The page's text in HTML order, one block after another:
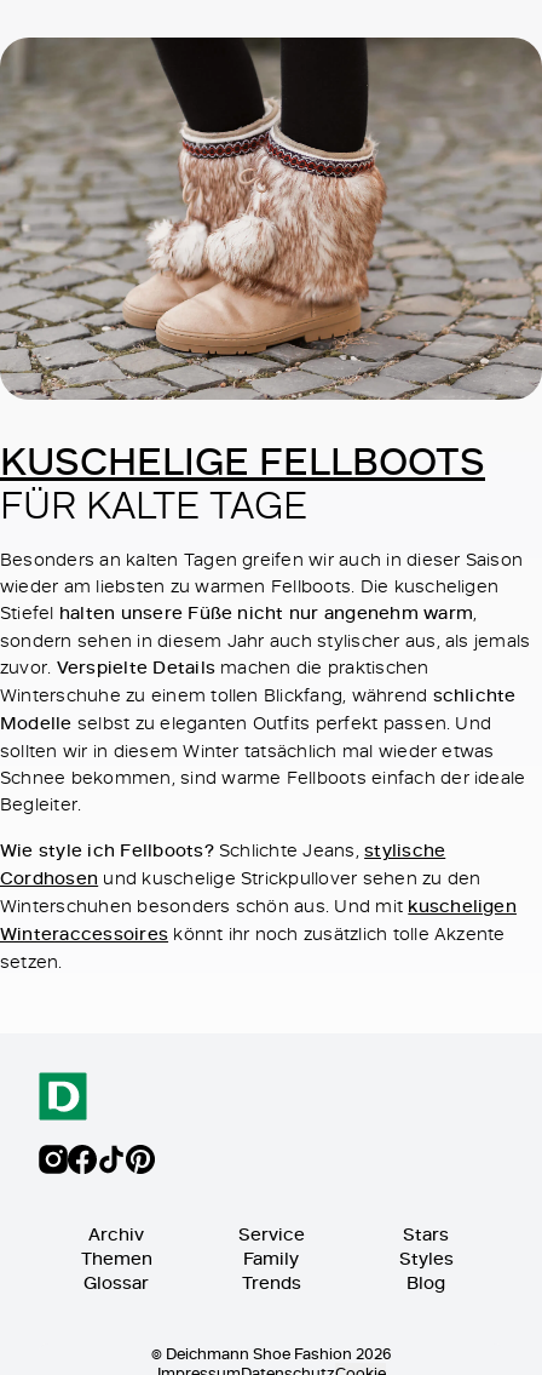
KUSCHELIGE FELLBOOTS
FÜR KALTE TAGE
Besonders an kalten Tagen greifen wir auch in dieser Saison
wieder am liebsten zu warmen Fellboots. Die kuscheligen
Stiefel halten unsere Füße nicht nur angenehm warm
sondern sehen in diesem Jahr auch stylischer aus, als jemals
zuvor. Verspielte Details machen die praktischen
Winterschuhe zu einem tollen Blickfang, während schlichte
Modelle selbst zu eleganten Outfits perfekt passen. Und
sollten wir in diesem Winter tatsächlich mal wieder etwas
Schnee bekommen, sind warme Fellboots einfach der ideale
Begleiter.
Wie style ich Fellboots?Schlichte Jeans,stylische
Cordhosen und kuschelige Strickpullover sehen zu den
Winterschuhen besonders schön aus. Und mit kuscheligen
Winteraccessoires könnt ihr noch zusätzlich tolle Akzente
setzen.
Archiv
Themen
Glossar
Service
Family
Trends
Stars
Styles
Blog
© Deichmann Shoe Fashion 2026